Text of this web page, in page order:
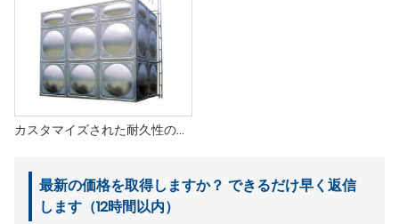
カスタマイズされた耐久性のある水タンク
最新の価格を取得しますか？ できるだけ早く返信
します（12時間以内）